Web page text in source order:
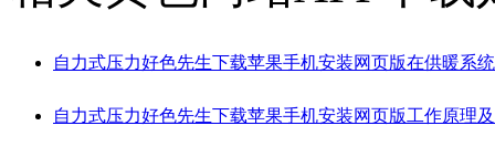
自力式压力好色先生下载苹果手机安装网页版在供暖系
自力式压力好色先生下载苹果手机安装网页版工作原理